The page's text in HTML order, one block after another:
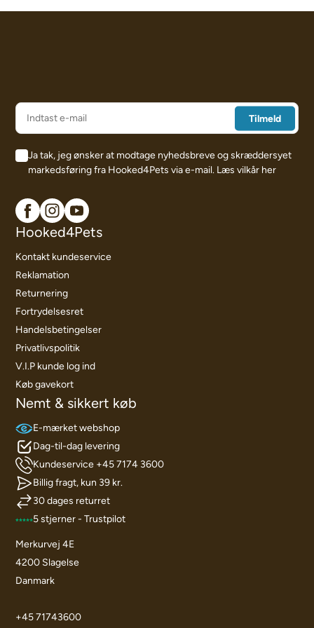
Ja tak, jeg ønsker at modtage nyhedsbreve og skræddersyet
markedsføring fra Hooked4Pets via e-mail. Læs vilkår her
Hooked4Pets
Kontakt kundeservice
Reklamation
Returnering
Fortrydelsesret
Handelsbetingelser
Privatlivspolitik
V.I.P kunde log ind
Køb gavekort
Nemt & sikkert køb
E-mærket webshop
Dag-til-dag levering
Kundeservice +45 7174 3600
Billig fragt, kun 39 kr.
30 dages returret
5 stjerner - Trustpilot
Merkurvej 4E
4200 Slagelse
Danmark
+45 71743600